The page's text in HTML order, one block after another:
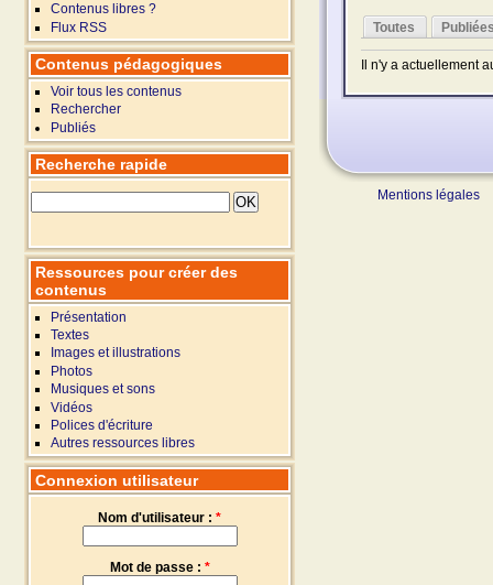
Toutes
Il n'y a actuellement
Mentions légales
Contenus libres ?
Flux RSS
Contenus pédagogiques
Voir tous les contenus
Rechercher
Publiés
Recherche rapide
Ressources pour créer des
contenus
Présentation
Textes
Images et illustrations
Photos
Musiques et sons
Vidéos
Polices d'écriture
Autres ressources libres
Connexion utilisateur
Nom d'utilisateur : *
Mot de passe : *